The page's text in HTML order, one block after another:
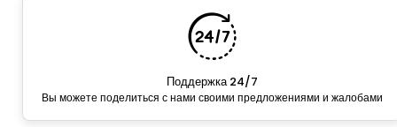
Поддержка 24/7
Вы можете поделиться с нами своими предложениями и жалобами